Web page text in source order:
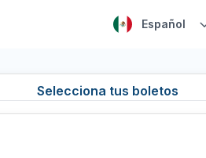
Español
Selecciona tus boletos